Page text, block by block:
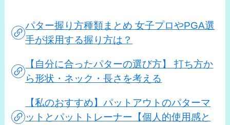
パター握り方種類まとめ 女子プロやPGA選
手が採用する握り方は？
【自分に合ったパターの選び方】 打ち方か
ら形状・ネック・長さを考える
【私のおすすめ】パットアウトのパターマ
ットとパットトレーナー【個人的使用感と